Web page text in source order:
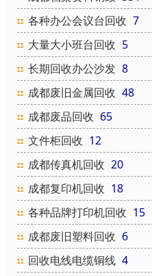
各种办公会议台回收 7
大量大小班台回收 5
长期回收办公沙发 8
成都废旧金属回收 48
成都废品回收 65
文件柜回收 12
成都传真机回收 20
成都复印机回收 18
各种品牌打印机回收 15
成都废旧塑料回收 6
回收电线电缆铜线 4